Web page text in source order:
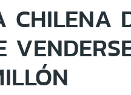
CHILENA